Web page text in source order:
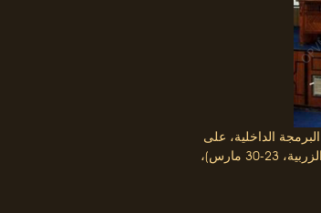
الداخلية، على
سبيل الذكر، المعارض الوطنية والتظاهرات والاحتفالات المحلية والوطنية: (عيد الزربية، 23-30 مارس)،